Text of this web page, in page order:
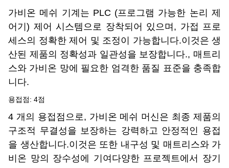
가비온 메쉬 기계는 PLC (프로그램 가능한 논리 제
어기) 제어 시스템으로 장착되어 있으며, 가접 프로
세스의 정확한 제어 및 조정이 가능합니다.이것은 생
산된 제품의 정확성과 일관성을 보장합니다., 매트리
스와 가비온 망에 필요한 엄격한 품질 표준을 충족합
니다.
용접점: 4점
4 개의 용접점으로, 가비온 메쉬 머신은 최종 제품의
구조적 무결성을 보장하는 강력하고 안정적인 용접
을 생산합니다.이것은 또한 내구성 및 매트리스와 가
비온 망의 장수성에 기여다양한 프로젝트에서 장기